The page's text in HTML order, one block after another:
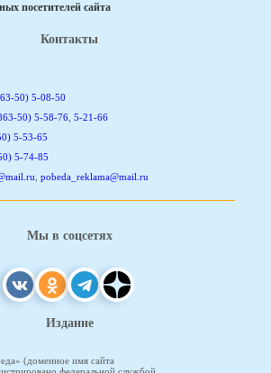
посетителей сайта
Контакты
50) 5-08-50
50) 5-58-76 5-21-66
5-53-65
5-74-85
pobeda_reklama@mail.ru
Мы в соцсетях
Издание
(доменное имя сайта